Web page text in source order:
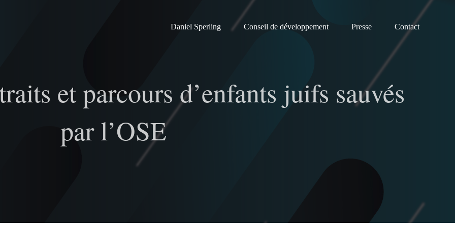
Daniel Sperling Conseil de développement Presse Contact
et parcours d’enfants juifs sauvés
par l’OSE